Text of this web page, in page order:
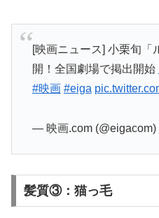
[映画ニュース] 小栗旬「
開！全国劇場で掲出開始
#映画 #eiga
— 映画.com (@eigacom)
髪質③：猫っ毛